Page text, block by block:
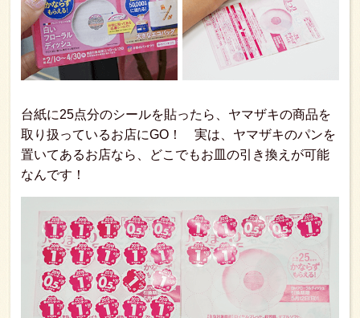
台紙に25点分のシールを貼ったら、ヤマザキの商品を
取り扱っているお店にGO！ 実は、ヤマザキのパンを
置いてあるお店なら、どこでもお皿の引き換えが可能
なんです！